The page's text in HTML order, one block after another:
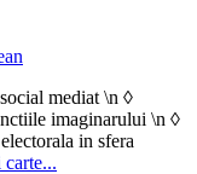
mediat \n ◊
imaginarului \n ◊
in sfera